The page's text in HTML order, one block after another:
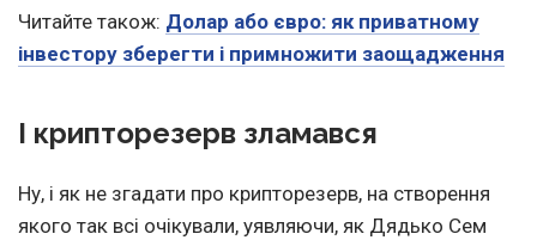
Читайте також: Долар або євро: як приватному
інвестору зберегти і примножити заощадження
І крипторезерв зламався
Ну, і як не згадати про крипторезерв, на створення
якого так всі очікували, уявляючи, як Дядько Сем